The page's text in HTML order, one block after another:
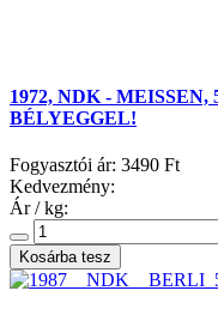
1972, NDK -
BÉLYEGGEL!
Fogyasztói ár: 3490 Ft
Kedvezmény:
Ár / kg: